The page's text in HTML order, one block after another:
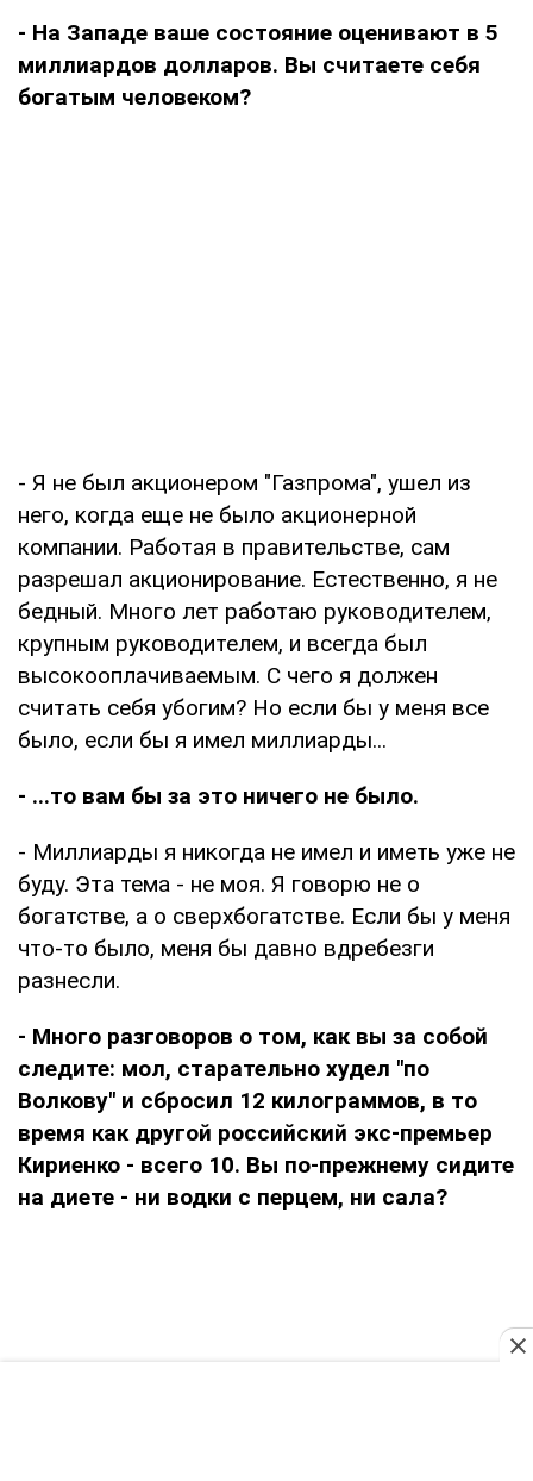
- На Западе ваше состояние оценивают в 5
миллиардов долларов. Вы считаете себя
богатым человеком?
- Я не был акционером "Газпрома", ушел из
него, когда еще не было акционерной
компании. Работая в правительстве, сам
разрешал акционирование. Естественно, я не
бедный. Много лет работаю руководителем,
крупным руководителем, и всегда был
высокооплачиваемым. С чего я должен
считать себя убогим? Но если бы у меня все
было, если бы я имел миллиарды...
- ...то вам бы за это ничего не было.
- Миллиарды я никогда не имел и иметь уже не
буду. Эта тема - не моя. Я говорю не о
богатстве, а о сверхбогатстве. Если бы у меня
что-то было, меня бы давно вдребезги
разнесли.
- Много разговоров о том, как вы за собой
следите: мол, старательно худел "по
Волкову" и сбросил 12 килограммов, в то
время как другой российский экс-премьер
Кириенко - всего 10. Вы по-прежнему сидите
на диете - ни водки с перцем, ни сала?